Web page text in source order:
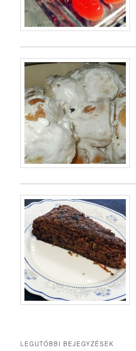
LEGUTÓBBI BEJEGYZÉSEK